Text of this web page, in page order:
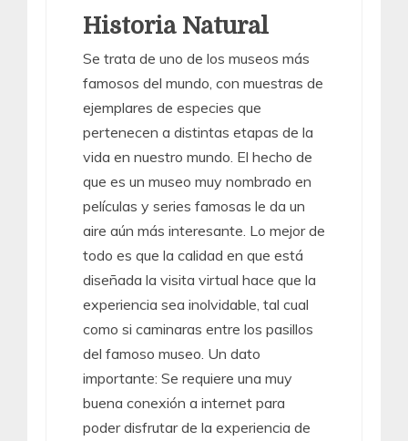
Historia Natural
Se trata de uno de los museos más
famosos del mundo, con muestras de
ejemplares de especies que
pertenecen a distintas etapas de la
vida en nuestro mundo. El hecho de
que es un museo muy nombrado en
películas y series famosas le da un
aire aún más interesante. Lo mejor de
todo es que la calidad en que está
diseñada la visita virtual hace que la
experiencia sea inolvidable, tal cual
como si caminaras entre los pasillos
del famoso museo. Un dato
importante: Se requiere una muy
buena conexión a internet para
poder disfrutar de la experiencia de